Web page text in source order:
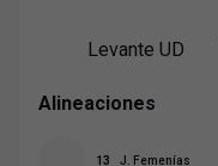
Levante UD
Alineaciones
13 J. Femenías